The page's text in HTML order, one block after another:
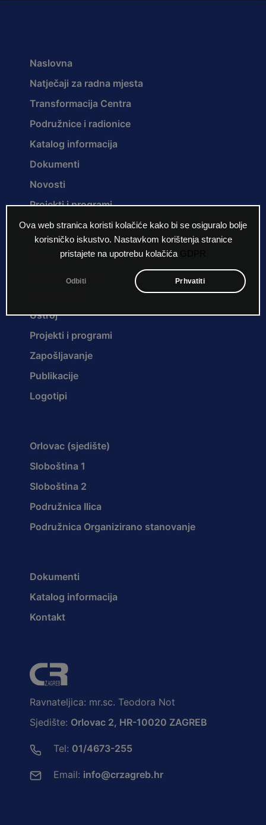
Ova web stranica koristi kolačiće kako bi se osiguralo bolje
korisničko iskustvo. Nastavkom korištenja stranice
pristajete na upotrebu kolačića
Odbiti Prhvatiti
Naslovna
Natječaji za radna mjesta
Transformacija Centra
Podružnice i radionice
Katalog informacija
Dokumenti
Novosti
Projekti i programi
O nama
Ustroj
Projekti i programi
Zapošljavanje
Publikacije
Logotipi
Orlovac (sjedište)
Sloboština 1
Sloboština 2
Podružnica Ilica
Podružnica Organizirano stanovanje
Dokumenti
Katalog informacija
Kontakt
Ravnateljica: mr.sc. Teodora Not
Sjedište: Orlovac 2, HR-10020 ZAGREB
Tel: 01/4673-255
Email: info@crzagreb.hr